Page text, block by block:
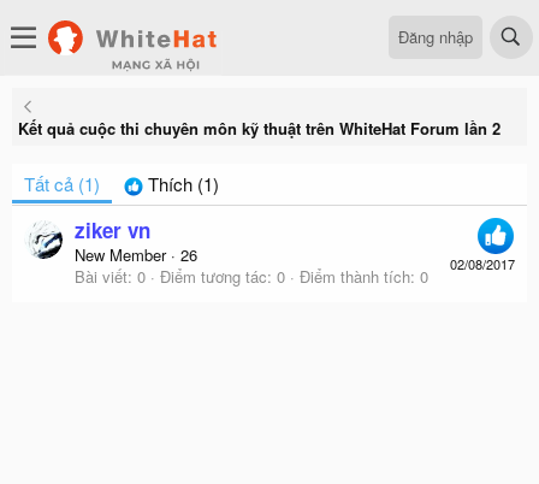
Đăng nhập
Kết quả cuộc thi chuyên môn kỹ thuật trên WhiteHat Forum lần 2
Tất cả (1) Thích (1)
02/08/2017
ziker vn
New Member · 26
Bài viết 0 Điểm tương tác 0 Điểm thành tích 0